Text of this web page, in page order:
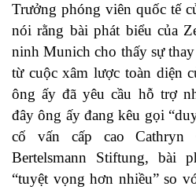
Trưởng phóng viên quốc tế
nói rằng bài phát biểu của
ninh Munich cho thấy sự
từ cuộc xâm lược toàn diện
ông ấy đã yêu cầu hỗ trợ
đây ông ấy đang kêu gọi
cố vấn cấp cao Cathryn
Bertelsmann Stiftung, bài
“tuyệt vọng hơn nhiều” so